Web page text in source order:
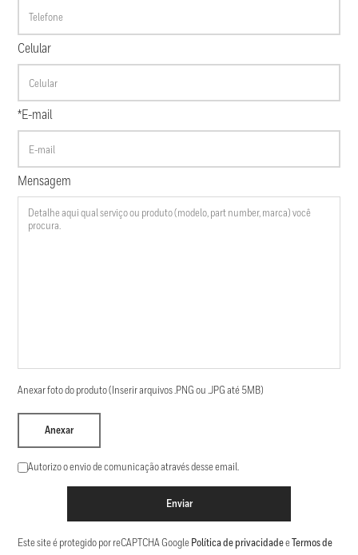
Celular
*E-mail
Mensagem
Anexar foto do produto (Inserir arquivos .PNG ou .JPG até 5MB)
Anexar
Autorizo o envio de comunicação através desse email.
Enviar
Este site é protegido por reCAPTCHA Google Política de privacidadee Termos de